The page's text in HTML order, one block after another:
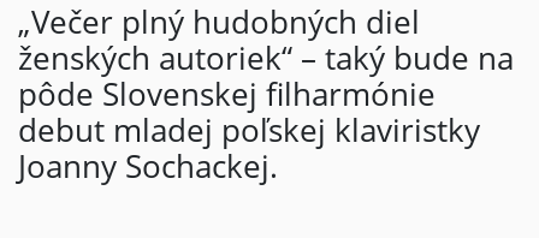
„Večer plný hudobných diel
ženských autoriek“ – taký bude na
pôde Slovenskej filharmónie
debut mladej poľskej klaviristky
Joanny Sochackej.